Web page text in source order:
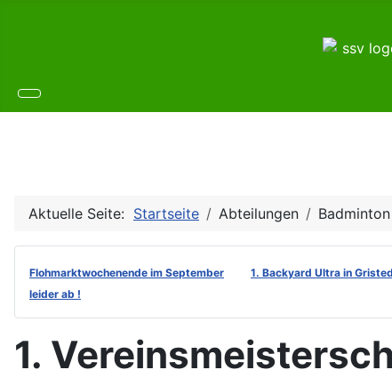
Aktuelle Seite: Startseite Abteilungen Badminton
Flohmarktwochenende im September 1. Backyard Ultra in
leider ab !
1.